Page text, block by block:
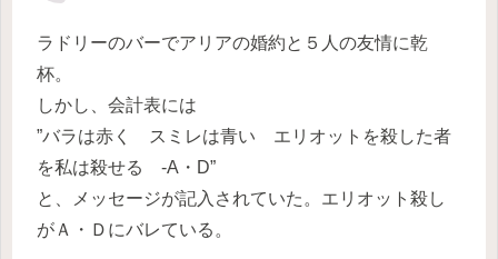
ラドリーのバーでアリアの婚約と５人の友情に乾
杯。
しかし、会計表には
”バラは赤く スミレは青い エリオットを殺した者
を私は殺せる -A・D”
と、メッセージが記入されていた。エリオット殺し
がＡ・Ｄにバレている。